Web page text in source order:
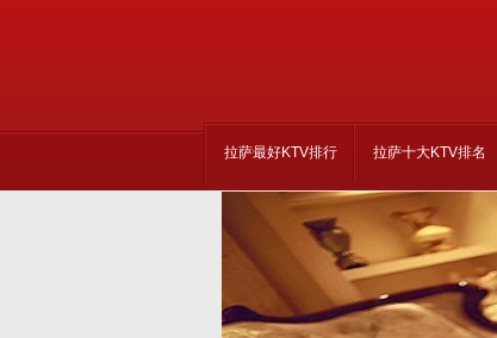
拉萨最好KTV排行 拉萨十大KTV排名